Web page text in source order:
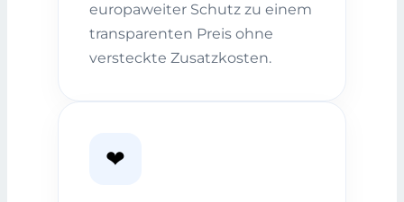
europaweiter Schutz zu einem
transparenten Preis ohne
versteckte Zusatzkosten.
❤️